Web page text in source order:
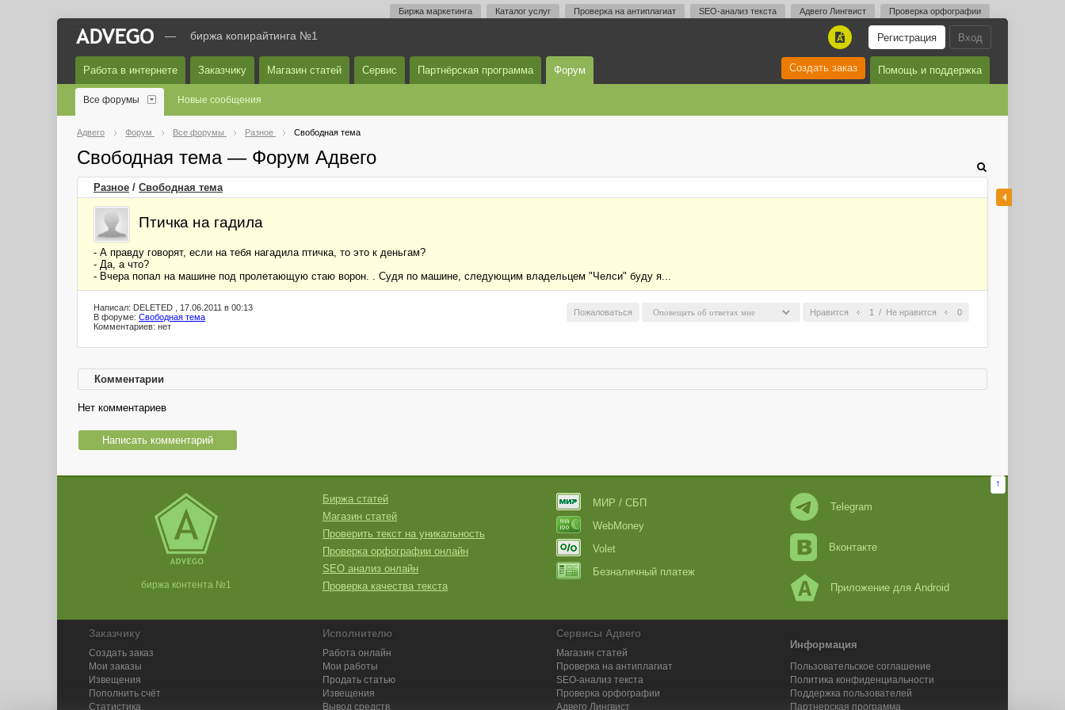
Биржа маркетинга Каталог услуг Проверка на антиплагиат SEO-анализ текста Адвего Лингвист Проверка орфографии
Вход
Регистрация
A
— биржа копирайтинга №1
Работа в интернете Заказчику Магазин статей Сервис Партнёрская программа Форум Помощь и поддержка
Создать заказ
Все форумы Новые сообщения
Адвего Форум Все форумы Разное Свободная тема
Свободная тема — Форум Адвего
Разное / Свободная тема
Птичка на гадила
- А правду говорят, если на тебя нагадила птичка, то это к деньгам?
- Да, а что?
- Вчера попал на машине под пролетающую стаю ворон. . Судя по машине, следующим владельцем "Челси" буду я...
Нравится 1 / Не нравится 0
Пожаловаться
Написал: DELETED , 17.06.2011 в 00:13
В форуме: Свободная тема
Комментариев: нет
Комментарии
Нет комментариев
Написать комментарий
↑
биржа контента №1
Биржа статей
Магазин статей
Проверить текст на уникальность
Проверка орфографии онлайн
SEO анализ онлайн
Проверка качества текста
МИР / СБП
WebMoney
Volet
Безналичный платеж
Telegram
Вконтакте
Приложение для Android
Заказчику
Создать заказ
Мои заказы
Извещения
Пополнить счёт
Статистика
Исполнителю
Работа онлайн
Мои работы
Продать статью
Извещения
Вывод средств
Сервисы Адвего
Магазин статей
Проверка на антиплагиат
SEO-анализ текста
Проверка орфографии
Адвего Лингвист
Информация
Пользовательское соглашение
Политика конфиденциальности
Поддержка пользователей
Партнерская программа